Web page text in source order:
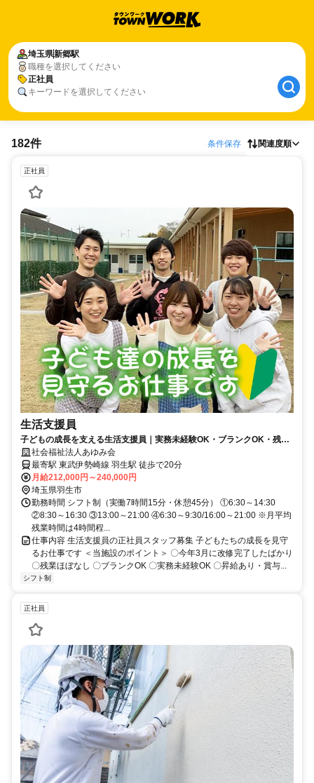
埼玉県新郷駅
職種を選択してください
正社員
キーワードを選択してください
182件 条件保存 関連度順
正社員
生活支援員
子どもの成長を支える生活支援員｜実務未経験OK・ブランクOK・残業
ほぼなし・賞与あり（正社員）
社会福祉法人あゆみ会
最寄駅 東武伊勢崎線 羽生駅 徒歩で20分
月給212,000円～240,000円
埼玉県羽生市
勤務時間 シフト制（実働7時間15分・休憩45分） ①6:30～14:30
②8:30～16:30 ③13:00～21:00 ④6:30～9:30/16:00～21:00 ※月平均
残業時間は4時間程...
仕事内容 生活支援員の正社員スタッフ募集 子どもたちの成長を見守
るお仕事です ＜当施設のポイント＞ 〇今年3月に改修完了したばかり
〇残業ほぼなし 〇ブランクOK 〇実務未経験OK 〇昇給あり・賞与...
シフト制
正社員